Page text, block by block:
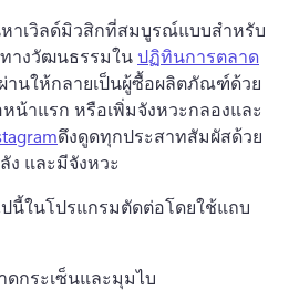
าเวิลด์มิวสิกที่สมบูรณ์แบบสำหรับ
างวัฒนธรรมใน ปฏิทินการตลาด
านให้กลายเป็นผู้ซื้อผลิตภัณฑ์ด้วย
น้าแรก หรือเพิ่มจังหวะกลองและ
ดึงดูดทุกประสาทสัมผัสด้วย
ง และมีจังหวะ
นี้ในโปรแกรมตัดต่อโดยใช้แถบ
กระเซ็นและมุมไบ